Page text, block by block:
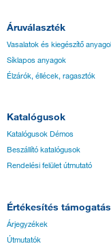
Áruválaszték
Vasalatok és kiegészítő
Síklapos anyagok
Élzárók, éllécek, ragasztók
Katalógusok
Katalógusok Démos
Beszállító katalógusok
Rendelési felület útmutató
Értékesítés támogatás
Árjegyzékek
Útmutatók